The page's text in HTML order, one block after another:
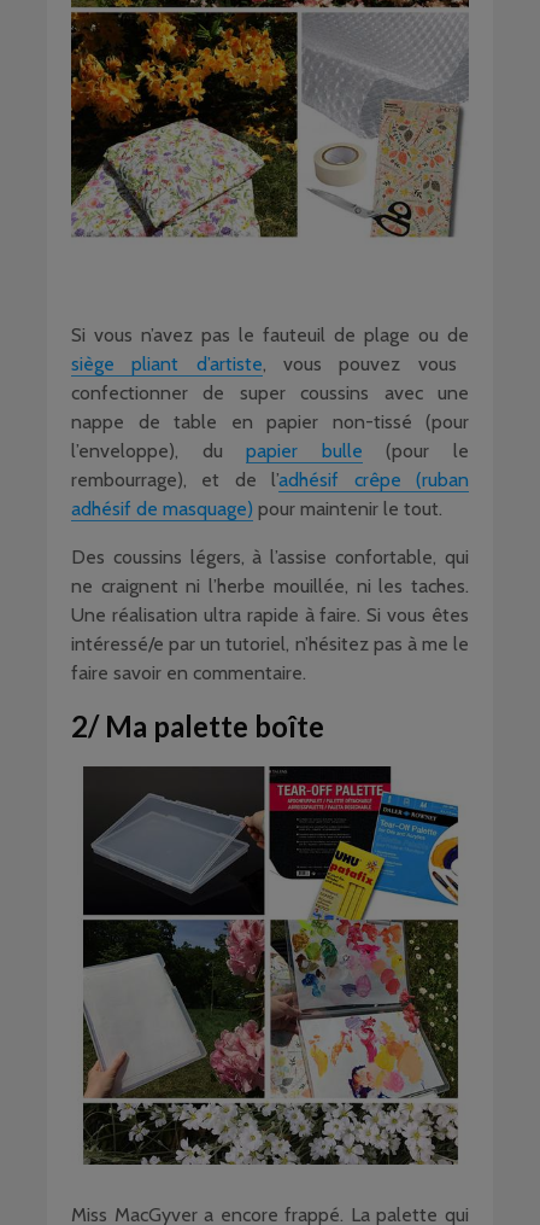
Si vous n’avez pas le fauteuil de plage ou de
siège pliant d’artiste, vous pouvez vous
confectionner de super coussins avec une
nappe de table en papier non-tissé (pour
l’enveloppe), dupapier bulle (pour le
rembourrage), et de l’adhésif crêpe (ruban
adhésif de masquage) pour maintenir le tout.
Des coussins légers, à l’assise confortable, qui
ne craignent ni l’herbe mouillée, ni les taches.
Une réalisation ultra rapide à faire. Si vous êtes
intéressé/e par un tutoriel, n’hésitez pas à me le
faire savoir en commentaire.
2/ Ma palette boîte
Miss MacGyver a encore frappé. La palette qui